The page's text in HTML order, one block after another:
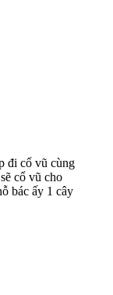
đi cổ vũ cùng
cổ vũ cho
bác ấy 1 cây